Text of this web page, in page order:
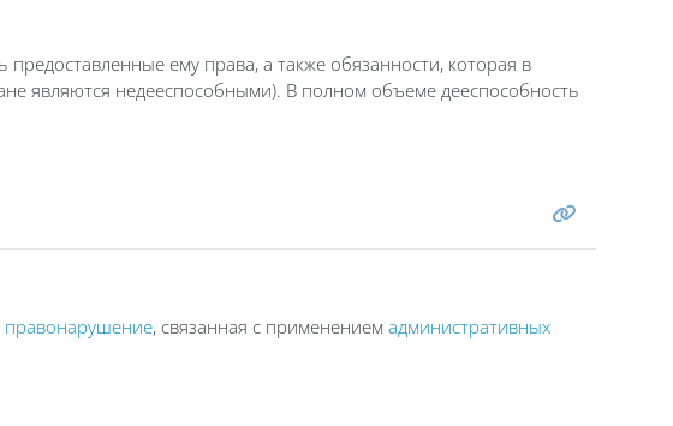
ему права, а также обязанности, которая в
являются недееспособными). В полном объеме дееспособность
правонарушение, связанная с применением административных